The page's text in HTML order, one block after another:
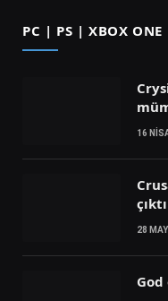
PC | PS | XBOX ONE
16
çıktı
28